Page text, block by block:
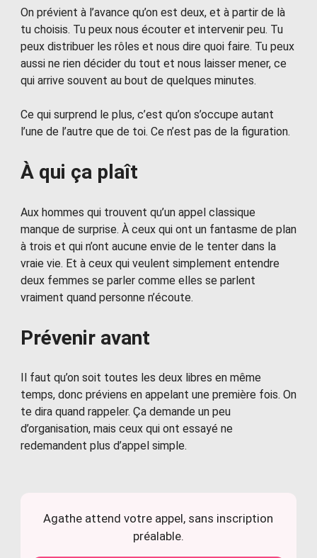
On prévient à l’avance qu’on est deux, et à partir de là
tu choisis. Tu peux nous écouter et intervenir peu. Tu
peux distribuer les rôles et nous dire quoi faire. Tu peux
aussi ne rien décider du tout et nous laisser mener, ce
qui arrive souvent au bout de quelques minutes.
Ce qui surprend le plus, c’est qu’on s’occupe autant
l’une de l’autre que de toi. Ce n’est pas de la figuration.
À qui ça plaît
Aux hommes qui trouvent qu’un appel classique
manque de surprise. À ceux qui ont un fantasme de plan
à trois et qui n’ont aucune envie de le tenter dans la
vraie vie. Et à ceux qui veulent simplement entendre
deux femmes se parler comme elles se parlent
vraiment quand personne n’écoute.
Prévenir avant
Il faut qu’on soit toutes les deux libres en même
temps, donc préviens en appelant une première fois. On
te dira quand rappeler. Ça demande un peu
d’organisation, mais ceux qui ont essayé ne
redemandent plus d’appel simple.
Agathe attend votre appel, sans inscription
préalable.